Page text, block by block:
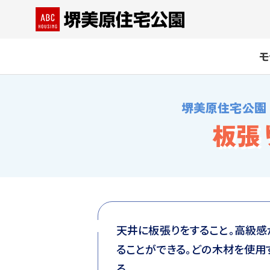
堺美原住宅公
板張
天井に板張りをすること。高級
ることができる。どの木材を使